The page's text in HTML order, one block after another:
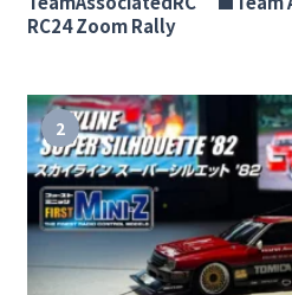
RC24 Zoom Rally
2